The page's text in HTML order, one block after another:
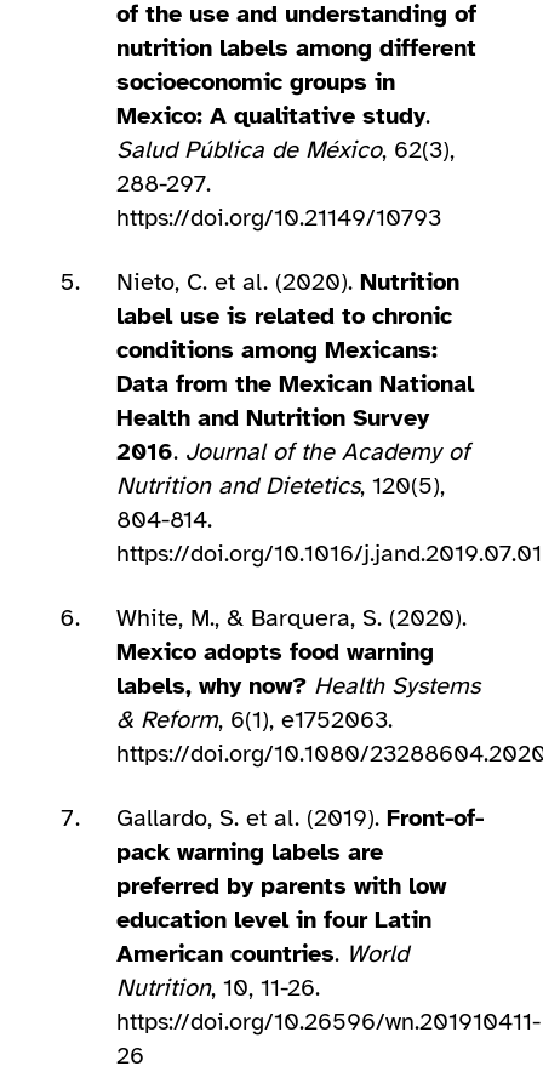
of the use and understanding of
nutrition labels among different
socioeconomic groups in
Mexico: A qualitative study.
Salud Pública de México, 62(3),
288-297.
https://doi.org/10.21149/10793
Nieto, C. et al. (2020). Nutrition
label use is related to chronic
conditions among Mexicans:
Data from the Mexican National
Health and Nutrition Survey
2016. Journal of the Academy of
Nutrition and Dietetics, 120(5),
804-814.
https://doi.org/10.1016/
White, M., & Barquera, S. (2020).
Mexico adopts food warning
labels, why now? Health Systems
& Reform, 6(1), e1752063.
https://doi.org/10.1080/
Gallardo, S. et al. (2019). Front-of-
pack warning labels are
preferred by parents with low
education level in four Latin
American countries. World
Nutrition, 10, 11-26.
https://doi.org/10.26596/wn.201910411-
26